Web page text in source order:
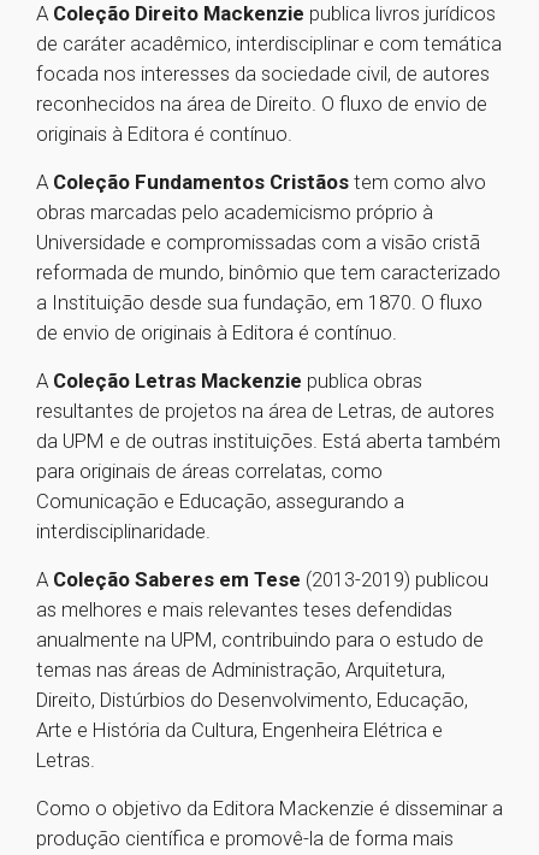
A Coleção Direito Mackenzie publica livros jurídicos
de caráter acadêmico, interdisciplinar e com temática
focada nos interesses da sociedade civil, de autores
reconhecidos na área de Direito. O fluxo de envio de
originais à Editora é contínuo.
A Coleção Fundamentos Cristãos tem como alvo
obras marcadas pelo academicismo próprio à
Universidade e compromissadas com a visão cristã
reformada de mundo, binômio que tem caracterizado
a Instituição desde sua fundação, em 1870. O fluxo
de envio de originais à Editora é contínuo.
A Coleção Letras Mackenzie publica obras
resultantes de projetos na área de Letras, de autores
da UPM e de outras instituições. Está aberta também
para originais de áreas correlatas, como
Comunicação e Educação, assegurando a
interdisciplinaridade.
A Coleção Saberes em Tese (2013-2019) publicou
as melhores e mais relevantes teses defendidas
anualmente na UPM, contribuindo para o estudo de
temas nas áreas de Administração, Arquitetura,
Direito, Distúrbios do Desenvolvimento, Educação,
Arte e História da Cultura, Engenheira Elétrica e
Letras.
Como o objetivo da Editora Mackenzie é disseminar a
produção científica e promovê-la de forma mais